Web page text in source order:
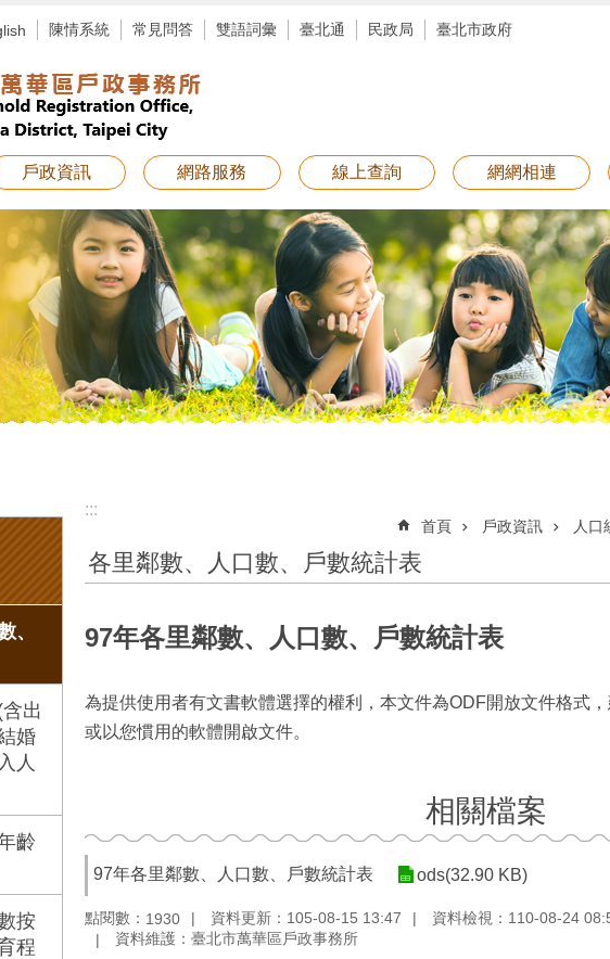
陳情系統 常見問答 雙語詞彙 臺北通 民政局 臺北市政府
戶政資訊 網路服務 線上查詢 網網相連
、
出
婚
人
齡
按
程
:::
首頁 戶政資訊 人口
各里鄰數、人口數、戶數統計表
97年各里鄰數、人口數、戶數統計表
為提供使用者有文書軟體選擇的權利，本文件為ODF開放文件格式
或以您慣用的軟體開啟文件。
相關檔案
97年各里鄰數、人口數、戶數統計表 ods(32.90 KB)
點閱數： 1930 資料更新：105-08-15 13:47
資料檢視：110-08-24
資料維護：臺北市萬華區戶政事務所